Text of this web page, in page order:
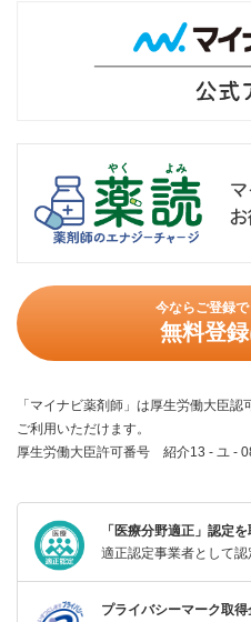
今ならご登録で
無料登
「マイナビ薬剤師」は厚生労働大臣
ご利用いただけます。
厚生労働大臣許可番号 紹介13 - ユ -
「医療分野適正」認定
適正認定事業者として認
プライバシーマーク取得